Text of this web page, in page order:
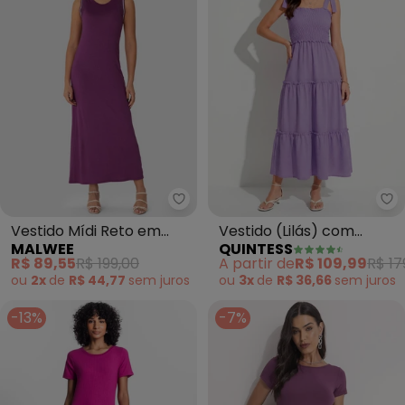
Malwee - Vestido Mídi Reto
Vestido Mídi Reto em
Viscose (Violeta)
MALWEE
R$ 89,55R$ 199,00
ou 2x de R$ 44,77 sem juros
Vestido (Lilás) com
Babados e Alças para
Amarrar
QUINTESS
A partir deR$ 109,99R$
ou 3x de R$ 36,66 sem juros
-13% -7%